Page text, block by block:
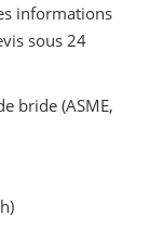
informations
sous 24
bride (ASME,